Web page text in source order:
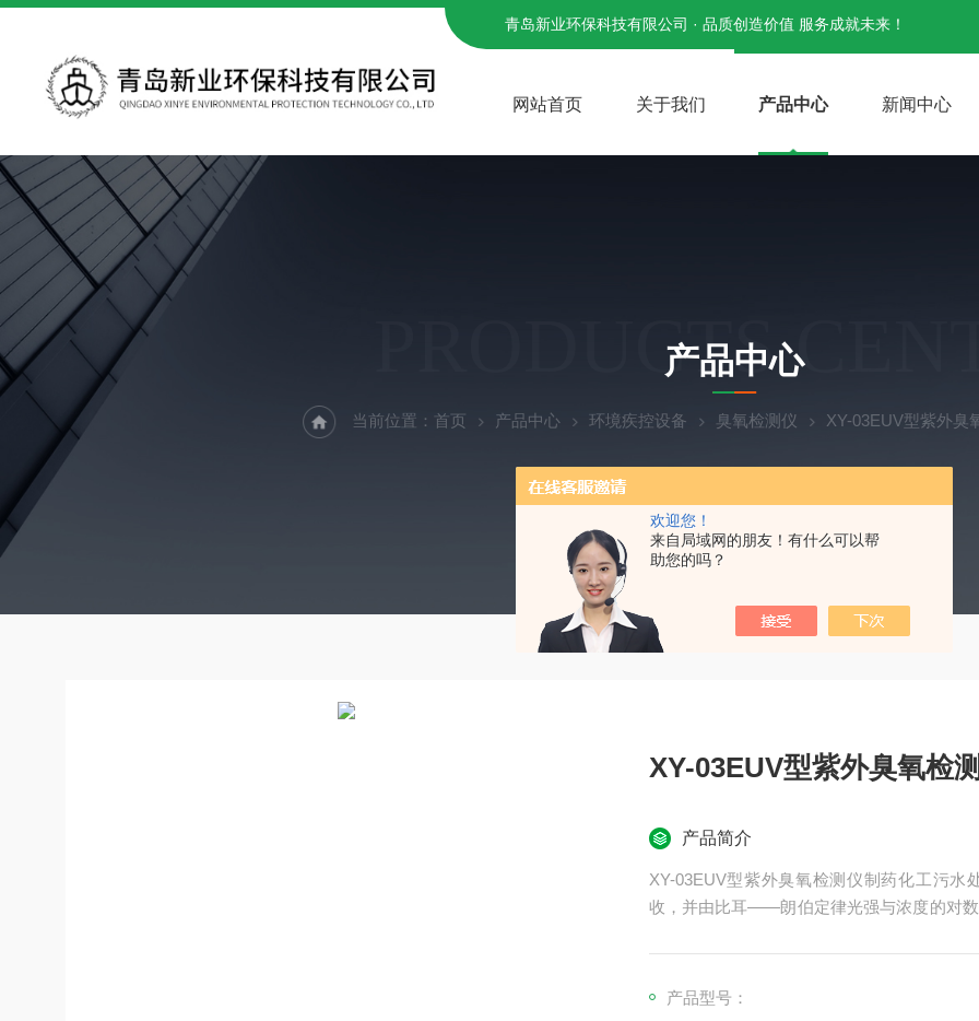
欢迎您！
来自局域网的朋友！有什么可以帮
助您的吗？
青岛新业环保科技有限公司 · 品质创造价值 服务成就未来！
网站首页 关于我们 产品中心 新闻中心
PRODUCTS
产品中心
当前位置： 首页 产品中心 环境疾控设备 臭氧检测仪 XY-03EUV型紫外臭
XY-03EUV型紫外臭氧检
产品简介
XY-03EUV型紫外臭氧检测仪制药化工污水
收，并由比耳——朗伯定律光强与浓度的对
产品型号：